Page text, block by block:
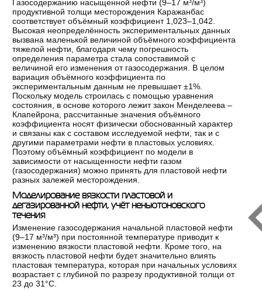
Газосодержанию насыщенной нефти (9–17 м³/м³)
продуктивной толщи месторождения Каражанбас
соответствует объёмный коэффициент 1,023–1,042.
Высокая неопределённость экспериментальных данных
вызвана маленькой величиной объёмного коэффициента
тяжелой нефти, благодаря чему погрешность
определения параметра стала сопоставимой с
величиной его изменения от газосодержания. В целом
вариация объёмного коэффициента по
экспериментальным данным не превышает ±1%.
Поскольку модель строилась с помощью уравнения
состояния, в основе которого лежит закон Менделеева –
Клапейрона, рассчитанные значения объёмного
коэффициента носят физически обоснованный характер
и связаны как с составом исследуемой нефти, так и с
другими параметрами нефти в пластовых условиях.
Поэтому объёмный коэффициент по модели в
зависимости от насыщенности нефти газом
(газосодержания) можно принять для пластовой нефти
разных залежей месторождения.
Моделирование вязкости пластовой и
дегазированной нефти, учёт неньютоновского
течения
Изменение газосодержания начальной пластовой нефти
(9–17 м³/м³) при постоянной температуре приводит к
изменению вязкости пластовой нефти. Кроме того, на
вязкость пластовой нефти будет значительно влиять
пластовая температура, которая при начальных условиях
возрастает с глубиной по разрезу продуктивной толщи от
23 до 31°С.